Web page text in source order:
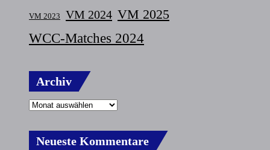
VM 2023 VM 2024 VM 2025
WCC-Matches 2024
Archiv
Neueste Kommentare